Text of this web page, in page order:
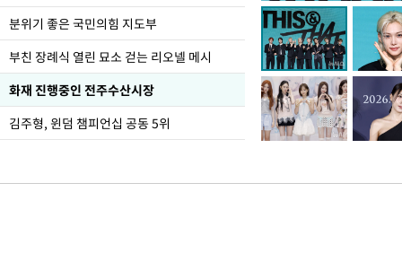
분위기 좋은 국민의힘 지도부
부친 장례식 열린 묘소 걷는 리오넬 메시
화재 진행중인 전주수산시장
김주형, 윈덤 챔피언십 공동 5위